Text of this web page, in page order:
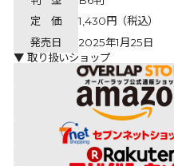
定 価
1,430円（税込）
発売日
2025年1月25日
▼ 取り扱いショップ